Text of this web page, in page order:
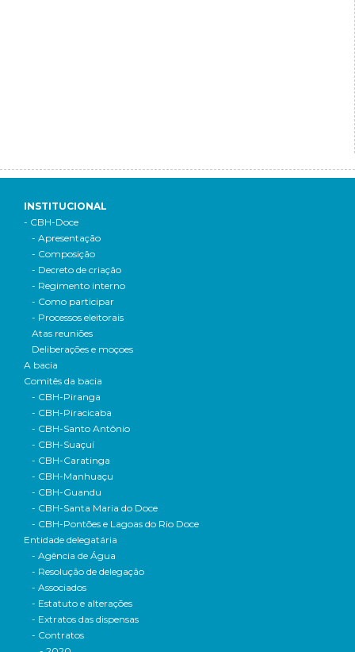
INSTITUCIONAL
- CBH-Doce
- Apresentação
- Composição
- Decreto de criação
- Regimento interno
- Como participar
- Processos eleitorais
Atas reuniões
Deliberações e moçoes
A bacia
Comitês da bacia
- CBH-Piranga
- CBH-Piracicaba
- CBH-Santo Antônio
- CBH-Suaçuí
- CBH-Caratinga
- CBH-Manhuaçu
- CBH-Guandu
- CBH-Santa Maria do Doce
- CBH-Pontões e Lagoas do Rio Doce
Entidade delegatária
- Agência de Água
- Resolução de delegação
- Associados
- Estatuto e alterações
- Extratos das dispensas
- Contratos